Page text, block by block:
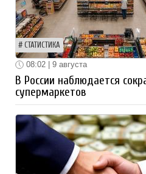
СТАТИСТИКА
08:02 | 9 августа
В России наблюдается
супермаркетов